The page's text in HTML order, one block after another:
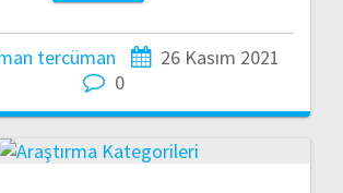
tercüman
26 Kasım 2021
0